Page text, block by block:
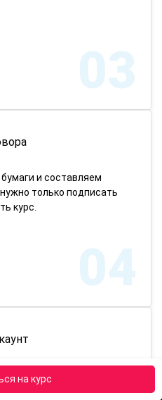
на курс
03
и составляем
только подписать
курс.
04
аккаунт с учебно-